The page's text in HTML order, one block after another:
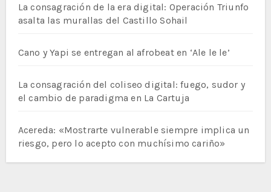
La consagración de la era digital: Operación Triunfo
asalta las murallas del Castillo Sohail
Cano y Yapi se entregan al afrobeat en ‘Ale le le’
La consagración del coliseo digital: fuego, sudor y
el cambio de paradigma en La Cartuja
Acereda: «Mostrarte vulnerable siempre implica un
riesgo, pero lo acepto con muchísimo cariño»